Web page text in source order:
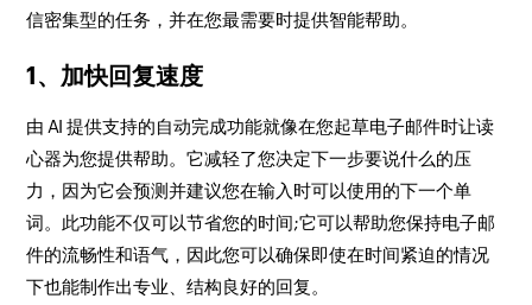
信密集型的任务，并在您最需要时提供智能帮助。
1、加快回复速度
由 AI 提供支持的自动完成功能就像在您起草电子邮件时让读
心器为您提供帮助。它减轻了您决定下一步要说什么的压
力，因为它会预测并建议您在输入时可以使用的下一个单
词。此功能不仅可以节省您的时间;它可以帮助您保持电子邮
件的流畅性和语气，因此您可以确保即使在时间紧迫的情况
下也能制作出专业、结构良好的回复。